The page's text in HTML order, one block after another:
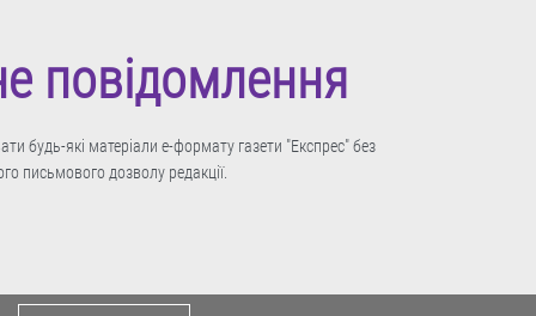
повідомлення
будь-які матеріали е-формату газети "Експрес" без
письмового дозволу редакції.